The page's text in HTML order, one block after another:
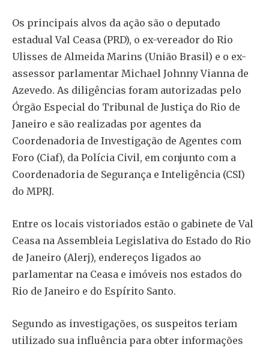
Os principais alvos da ação são o deputado
estadual Val Ceasa (PRD), o ex-vereador do Rio
Ulisses de Almeida Marins (União Brasil) e o ex-
assessor parlamentar Michael Johnny Vianna de
Azevedo. As diligências foram autorizadas pelo
Órgão Especial do Tribunal de Justiça do Rio de
Janeiro e são realizadas por agentes da
Coordenadoria de Investigação de Agentes com
Foro (Ciaf), da Polícia Civil, em conjunto com a
Coordenadoria de Segurança e Inteligência (CSI)
do MPRJ.
Entre os locais vistoriados estão o gabinete de Val
Ceasa na Assembleia Legislativa do Estado do Rio
de Janeiro (Alerj), endereços ligados ao
parlamentar na Ceasa e imóveis nos estados do
Rio de Janeiro e do Espírito Santo.
Segundo as investigações, os suspeitos teriam
utilizado sua influência para obter informações